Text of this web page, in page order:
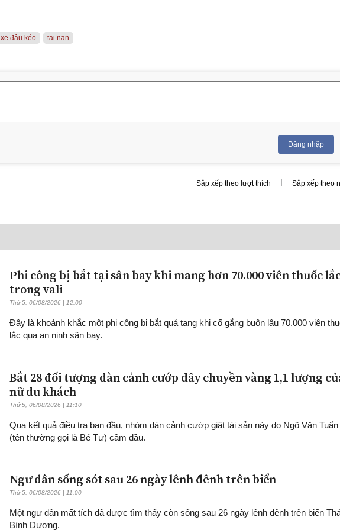
xe đầu kéo tai nạn
Đăng nhập
Sắp xếp theo lượt thích | Sắp xếp theo
Phi công bị bắt tại sân bay khi mang hơn 70.000 viên thuốc
trong vali
Thứ 5, 06/08/2026 | 12:00
Đây là khoảnh khắc một phi công bị bắt quả tang khi cố gắng buôn lậu 70.000 viên
lắc qua an ninh sân bay.
Bắt 28 đối tượng dàn cảnh cướp dây chuyền vàng 1,1 lượng
nữ du khách
Thứ 5, 06/08/2026 | 11:10
Qua kết quả điều tra ban đầu, nhóm dàn cảnh cướp giật tài sản này do Ngô Văn Tuấn
(tên thường gọi là Bé Tư) cầm đầu.
Ngư dân sống sót sau 26 ngày lênh đênh trên biển
Thứ 5, 06/08/2026 | 11:00
Một ngư dân mất tích đã được tìm thấy còn sống sau 26 ngày lênh đênh trên biển
Bình Dương.